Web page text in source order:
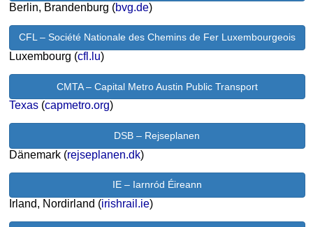
Berlin, Brandenburg (bvg.de)
CFL – Société Nationale des Chemins de Fer Luxembourgeois
Luxembourg (cfl.lu)
CMTA – Capital Metro Austin Public Transport
Texas (capmetro.org)
DSB – Rejseplanen
Dänemark (rejseplanen.dk)
IE – Iarnród Éireann
Irland, Nordirland (irishrail.ie)